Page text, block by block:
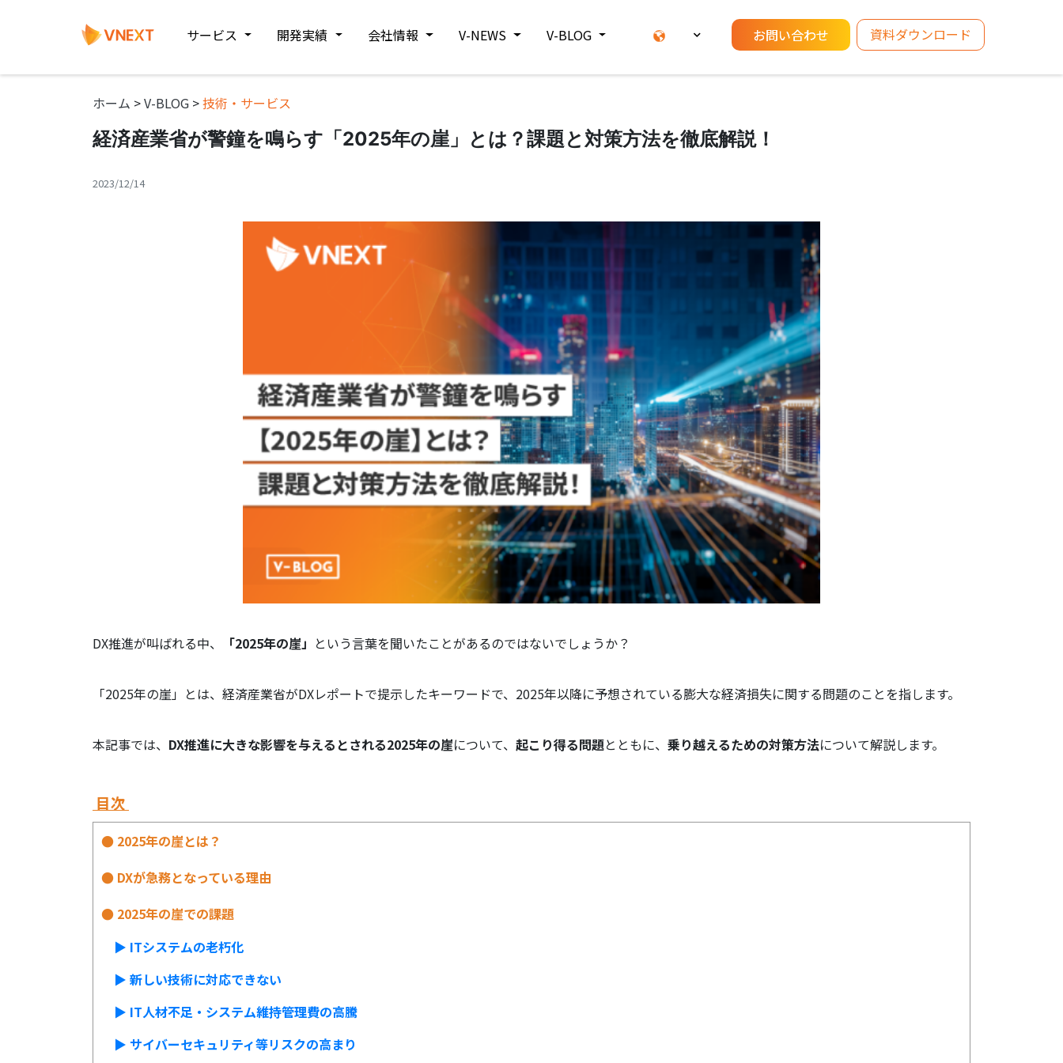
サービス 開発実績 会社情報 V-NEWS V-BLOG お問い合わせ 資料ダウンロード
ホーム >V-BLOG >技術・サービス
経済産業省が警鐘を鳴らす「2025年の崖」とは？課題と対策方法を徹底解説！
2023/12/14
DX推進が叫ばれる中、 「2025年の崖」 という言葉を聞いたことがあるのではないでしょうか？
「2025年の崖」とは、経済産業省がDXレポートで提示したキーワードで、2025年以降に予想されている膨大な経済損失に関する問題のことを指します。
本記事では、 DX推進に大きな影響を与えるとされる2025年の崖について、 起こり得る問題とともに、 乗り越えるための対策方法について解説します。
目次
● 2025年の崖とは？
● DXが急務となっている理由
● 2025年の崖での課題
▶︎ ITシステムの老朽化
▶︎ 新しい技術に対応できない
▶︎ IT人材不足・システム維持管理費の高騰
▶︎ サイバーセキュリティ等リスクの高まり